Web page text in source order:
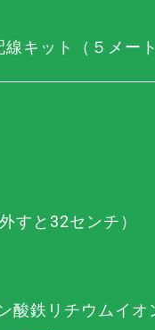
キット（５メー
すと32センチ）
酸鉄リチウムイオ